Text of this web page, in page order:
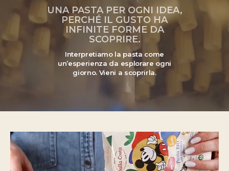
UNA PASTA PER OGNI IDEA,
PERCHÉ IL GUSTO HA
INFINITE FORME DA
SCOPRIRE.
Interpretiamo la pasta come
un’esperienza da esplorare ogni
giorno. Vieni a scoprirla.